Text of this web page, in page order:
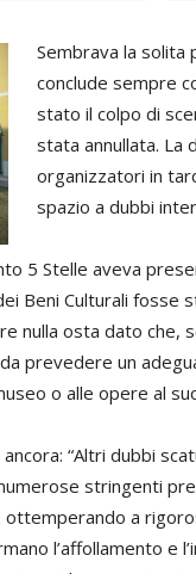
Sembrava la solita
conclude sempre
stato il colpo di
stata annullata. La
organizzatori in
spazio a dubbi
5 Stelle aveva
Beni Culturali
nulla osta dato che,
prevedere un
o alle opere al
“Altri dubbi
stringenti
a
l’affollamento e